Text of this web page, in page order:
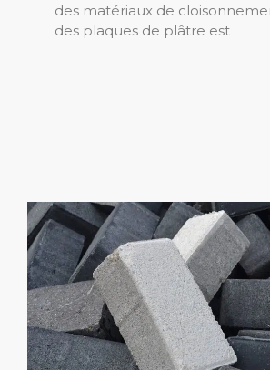
des matériaux de
des plaques de plâtre est